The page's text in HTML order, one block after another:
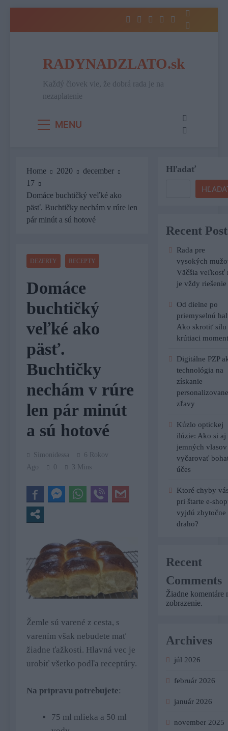
RADYNADZLATO.sk
Každý človek vie, že dobrá rada je na
nezaplatenie
MENU
Home 2020
december
17
Domáce buchtičký veľké ako
päsť. Buchtičky nechám v rúre len
pár minút a sú hotové
DEZERTY RECEPTY
Domáce
buchtičký
veľké ako
päsť.
Buchtičky
nechám v rúre
len pár minút
a sú hotové
Simonidessa
6 Rokov
Ago
0 3 Mins
Žemle sú varené z cesta, s
varením však nebudete mať
žiadne ťažkosti. Hlavná vec je
urobiť všetko podľa receptúry.
Na prípravu potrebujete:
75 ml mlieka a 50 ml
Hľadať
Recent
Rada pre
vysokých
Väčšia veľkosť
je vždy riešenie
Od dielne po
priemyselnú
Ako skrotiť silu
krútiaci
Digitálne PZP
technológia na
získanie
zľavy
Kúzlo optickej
ilúzie: Ako si aj
jemných vlasov
vyčarovať
účes
Ktoré chyby
pri štarte e-
vyjdú zbytočne
draho?
Recent
Comments
Žiadne komentáre
zobrazenie.
Archives
júl 2026
február 2026
január 2026
november 2025